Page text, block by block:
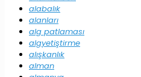
alabalık
alanları
alg patlaması
algyetiştirme
alışkanlık
alman